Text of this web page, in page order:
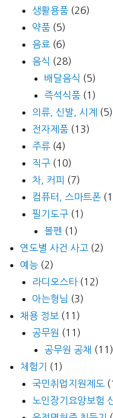
생활용품 (26)
약품 (5)
음료 (6)
음식 (28)
배달음식 (5)
즉석식품 (1)
의류, 신발, 시계 (5)
전자제품 (13)
주류 (4)
직구 (10)
차, 커피 (7)
컴퓨터, 스마트폰
필기도구 (1)
볼펜 (1)
연도별 사건 사고 (2)
예능 (2)
라디오스타(12)
아는형님 (3)
채용 정보 (11)
공무원 (11)
공무원 공채 (11)
체험기
(1)
국민취업지원제도
노인장기요양보험